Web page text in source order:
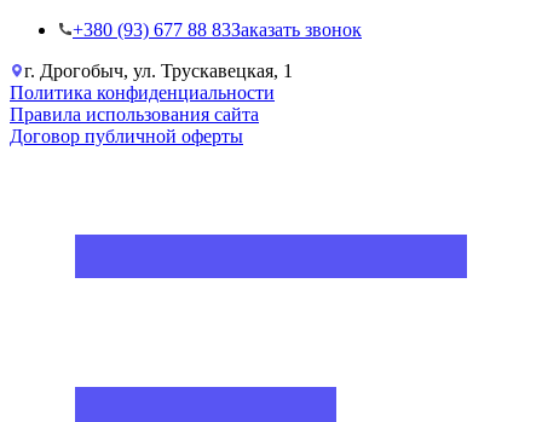
+38‎0 (93) 677 88 83Заказать звонок
г. Дрогобыч, ул. Трускавецкая, 1
Политика конфиденциальности
Правила использования сайта
Договор публичной оферты